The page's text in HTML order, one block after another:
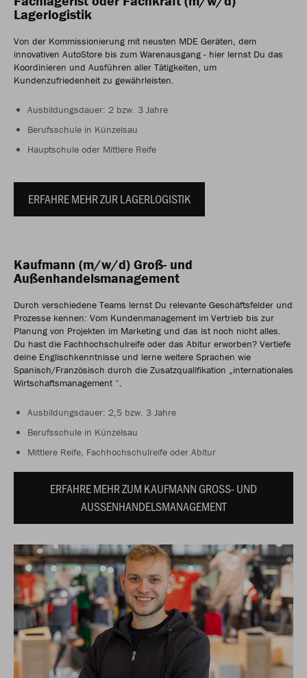
Lagerlogistik
Von der Kommissionierung mit neusten MDE Geräten, dem
innovativen AutoStore bis zum Warenausgang - hier lernst Du das
Koordinieren und Ausführen aller Tätigkeiten, um
Kundenzufriedenheit zu gewährleisten.
Ausbildungsdauer: 2 bzw. 3 Jahre
Berufsschule in Künzelsau
Hauptschule oder Mittlere Reife
ERFAHRE MEHR ZUR LAGERLOGISTIK
Kaufmann (m/w/d) Groß- und
Außenhandelsmanagement
Durch verschiedene Teams lernst Du relevante Geschäftsfelder und
Prozesse kennen: Vom Kundenmanagement im Vertrieb bis zur
Planung von Projekten im Marketing und das ist noch nicht alles.
Du hast die Fachhochschulreife oder das Abitur erworben? Vertiefe
deine Englischkenntnisse und lerne weitere Sprachen wie
Spanisch/Französisch durch die Zusatzqualifikation „internationales
Wirtschaftsmanagement “.
Ausbildungsdauer: 2,5 bzw. 3 Jahre
Berufsschule in Künzelsau
Mittlere Reife, Fachhochschulreife oder Abitur
ERFAHRE MEHR ZUM KAUFMANN GROSS- UND A
USSENHANDELSMANAGEMENT